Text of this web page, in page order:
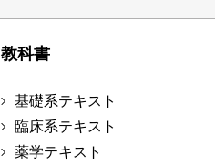
教科書
基礎系テキスト
臨床系テキスト
薬学テキスト